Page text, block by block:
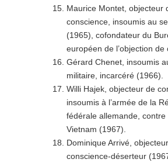
Maurice Montet, objecteur
conscience, insoumis au
(1965), cofondateur du
européen de l’objection de
Gérard Chenet, insoumis
militaire, incarcéré (1966).
Willi Hajek, objecteur de
insoumis à l’armée de la
fédérale allemande, contre
Vietnam (1967).
Dominique Arrivé,
conscience-déserteur